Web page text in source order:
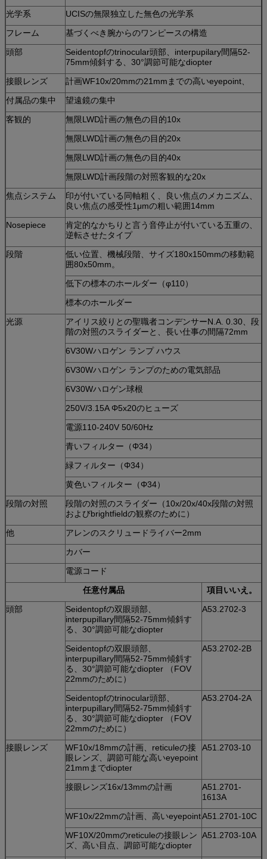
光学系
UCISの無限独立した無色の光学系
フレーム
基づくべき腕からのワンピースの構造
頭部
Seidentopfのtrinocular頭部、interpupilary間隔52-
75mm傾斜する、30°調節可能なdiopter
接眼レンズ
計画WF10x/20mmの21mmまでの高いeyepoint、
付属品の集中
望遠鏡の集中
客観的
無限LWD計画の無色の目的10x
無限LWD計画の無色の目的20x
無限LWD計画の無色の目的40x
無限LWD計画段階の対照客観的な20x
焦点システム
印が付いている同軸粗く、良い焦点のメカニズム、
良い焦点の感受性1μmの粗い範囲14mm
Nosepiece
肯定的なかちりと言う音停止が付いている五重の、
逆転させたタイプ
段階
低い位置、機械段階、サイズ180x150mmの移動範
囲80x50mm。
低下の標本のホールダー（φ110）
標本のホールダー
光源
アイリス絞りとの聖職者コンデンサーN.A. 0.30、段
階の対照のスライダーと、長い仕事の間隔72mm
6V30Wハロゲン ランプ ハウス
6V30Wハロゲン ランプのための電気部品
6V30Wハロゲン球根
250V/3.15A Φ5x20のヒューズ
電源110-240V 50/60Hz
青いフィルター（Φ34）
緑フィルター（Φ34）
黄色いフィルター（Φ34）
段階の対照
段階の対照のスライダー（10x/20x/40x段階の対照
およびbrightfieldの観察のために）
他
アレンのスクリュードライバー2mm
カバー
電源コード
任意付属品
項目いいえ。
頭部
Seidentopfの双眼頭部、
interpupillary間隔52-75mm傾斜す
る、30°調節可能なdiopter
A53.2702-3
Seidentopfの双眼頭部、
interpupillary間隔52-75mm傾斜す
る、30°調節可能なdiopter （FOV
22mmのために）
A53.2702-2B
Seidentopfのtrinocular頭部、
interpupillary間隔52-75mm傾斜す
る、30°調節可能なdiopter （FOV
22mmのために）
A53.2704-2A
接眼レンズ
WF10x/18mmの計画、reticuleの接
眼レンズ、調節可能な高いeyepoint
21mmまでdiopter
A51.2703-10
接眼レンズ16x/13mmの計画
A51.2701-
1613A
WF10x/22mmの計画、高いeyepointA51.2701-10C
WF10X/20mmのreticuleの接眼レン
ズ、高い目点、調節可能なdiopter
A51.2703-10A